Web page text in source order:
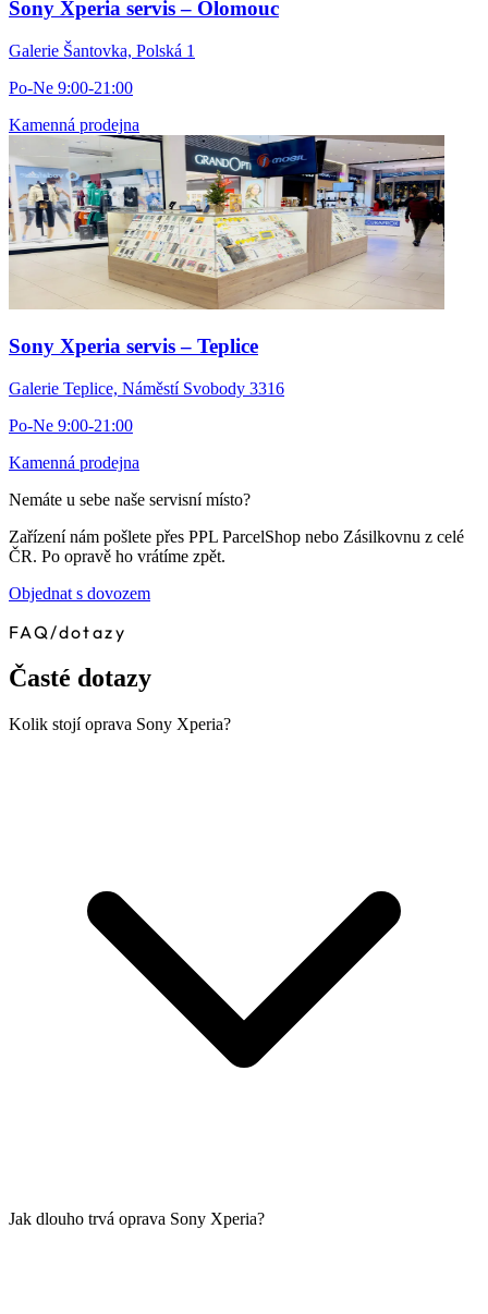
Sony Xperia servis – Olomouc
Galerie Šantovka, Polská 1
Po-Ne 9:00-21:00
Kamenná prodejna
Sony Xperia servis – Teplice
Galerie Teplice, Náměstí Svobody 3316
Po-Ne 9:00-21:00
Kamenná prodejna
Nemáte u sebe naše servisní místo?
Zařízení nám pošlete přes PPL ParcelShop nebo Zásilkovnu z celé
ČR. Po opravě ho vrátíme zpět.
Objednat s dovozem
FAQ /dotazy
Časté dotazy
Kolik stojí oprava Sony Xperia?
Jak dlouho trvá oprava Sony Xperia?